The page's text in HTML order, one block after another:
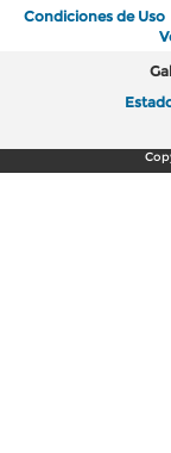
Condiciones de Uso